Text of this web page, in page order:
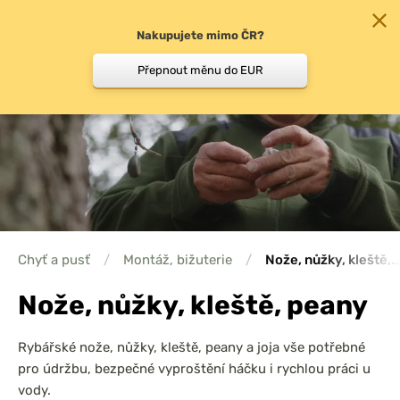
Chyť a pusť / Montáž, bižuterie / Nože, nůžky, kleště,…
Nože, nůžky, kleště, peany
Rybářské nože, nůžky, kleště, peany a joja vše potřebné
pro údržbu, bezpečné vyproštění háčku i rychlou práci u
vody.
Nakupujete mimo ČR?
Přepnout měnu do EUR